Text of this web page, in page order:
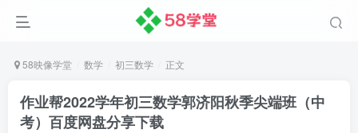
58映像学堂 数学 初三数学 正文
作业帮2022学年初三数学郭济阳秋季尖端班（中
考）百度网盘分享下载